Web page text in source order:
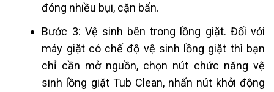
đóng nhiều bụi, cặn bẩn.
Bước 3: Vệ sinh bên trong lồng giặt. Đối với
máy giặt có chế độ vệ sinh lồng giặt thì bạn
chỉ cần mở nguồn, chọn nút chức năng vệ
sinh lồng giặt Tub Clean, nhấn nút khởi động